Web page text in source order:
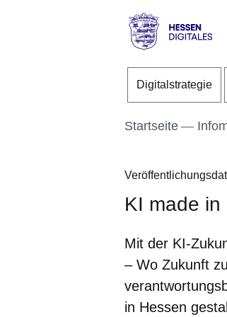
Direkt
Direkt
Direkt
Digitales
Digitalstrategie
Startseite
KI made in
Mit der KI-
– Wo Zukunft
in Hessen